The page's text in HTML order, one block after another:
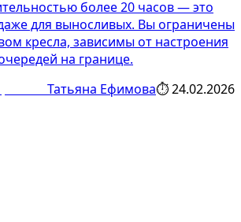
более 20 часов — это
для выносливых. Вы ограничены
кресла, зависимы от настроения
на границе.
Татьяна Ефимова⏱24.02.2026